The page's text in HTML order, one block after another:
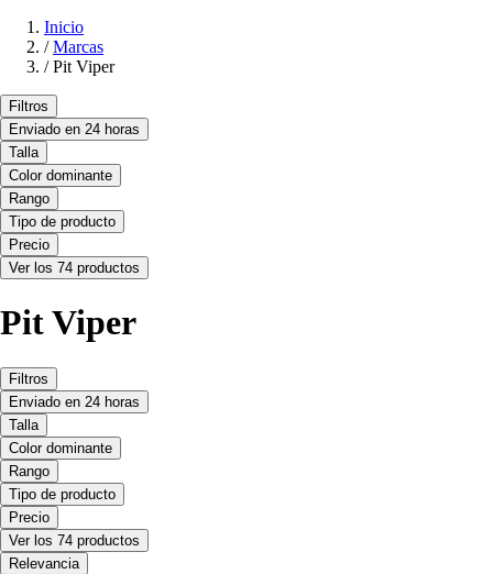
Inicio
/ Marcas
/ Pit Viper
Filtros
Enviado en 24 horas
Talla
Color dominante
Rango
Tipo de producto
Precio
Ver los 74 productos
Pit Viper
Filtros
Enviado en 24 horas
Talla
Color dominante
Rango
Tipo de producto
Precio
Ver los 74 productos
Relevancia